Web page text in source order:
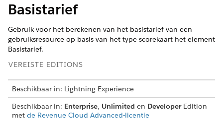
Basistarief
Gebruik voor het berekenen van het basistarief van een
gebruiksresource op basis van het type scorekaart het element
Basistarief.
VEREISTE EDITIONS
Beschikbaar in: Lightning Experience
Beschikbaar in: Enterprise, Unlimited en DeveloperEdition
met de Revenue Cloud Advanced-licentie